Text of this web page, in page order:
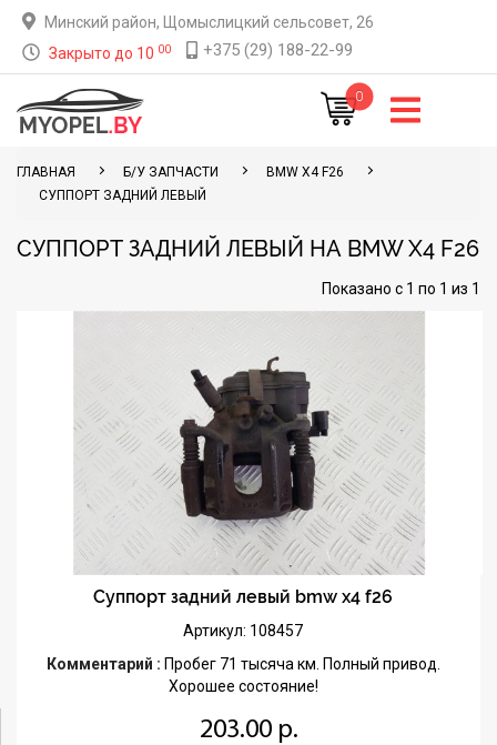
Минский район, Щомыслицкий сельсовет, 26
Закрыто до 10 00 +375 (29) 188-22-99
0
ГЛАВНАЯ Б/У ЗАПЧАСТИ
BMW X4 F26
СУППОРТ ЗАДНИЙ ЛЕВЫЙ
СУППОРТ ЗАДНИЙ ЛЕВЫЙ НА BMW X4 F26
Показано с 1 по 1 из 1
Суппорт задний левый bmw x4 f26
Артикул: 108457
Комментарий : Пробег 71 тысяча км. Полный привод.
Хорошее состояние!
203.00 р.